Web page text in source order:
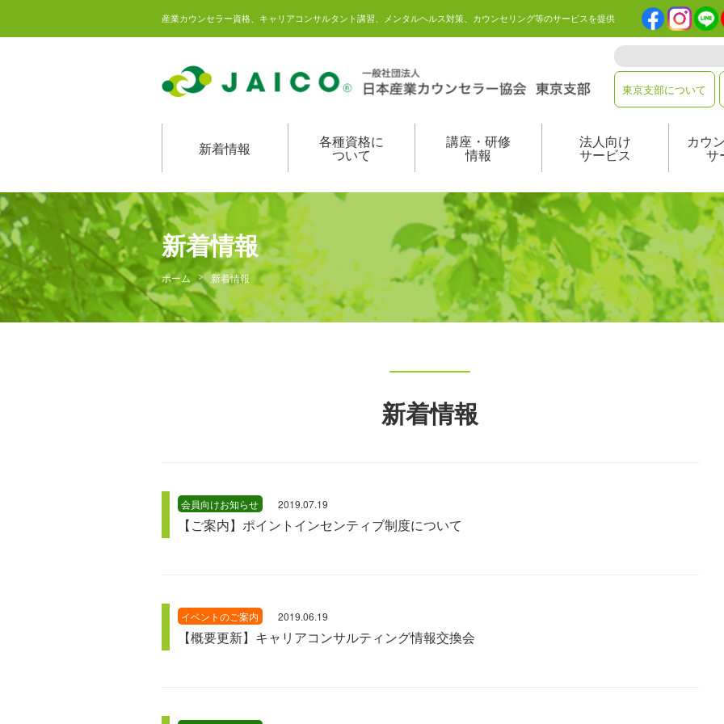
産業カウンセラー資格、キャリアコンサルタント講習、メンタルヘルス対策、カウンセリング等のサービスを提供
東京支部について
新着情報 各種資格に
ついて
講座・研修
情報
法人向け
サービス
カウ
サ
新着情報
ホーム 新着情報
新着情報
会員向けお知らせ 2019.07.19
【ご案内】ポイントインセンティブ制度について
イベントのご案内 2019.06.19
【概要更新】キャリアコンサルティング情報交換会